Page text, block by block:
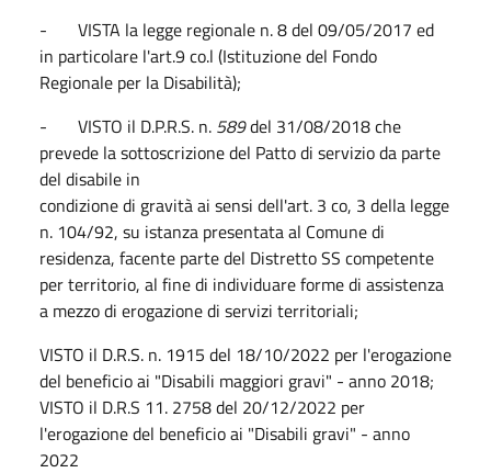
- VISTA la legge regionale n. 8 del 09/05/2017 ed
in particolare l'art.9 co.l (Istituzione del Fondo
Regionale per la Disabilità);
- VISTO il D.P.R.S. n. 589del 31/08/2018 che
prevede la sottoscrizione del Patto di servizio da parte
del disabile in
condizione di gravità ai sensi dell'art. 3 co, 3 della legge
n. 104/92, su istanza presentata al Comune di
residenza, facente parte del Distretto SS competente
per territorio, al fine di individuare forme di assistenza
a mezzo di erogazione di servizi territoriali;
VISTO il D.R.S. n. 1915 del 18/10/2022 per l'erogazione
del beneficio ai "Disabili maggiori gravi" - anno 2018;
VISTO il D.R.S 11. 2758 del 20/12/2022 per
l'erogazione del beneficio ai "Disabili gravi" - anno
2022